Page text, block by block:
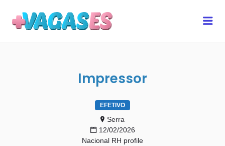
Impressor
EFETIVO
Serra
12/02/2026
Nacional RH profile